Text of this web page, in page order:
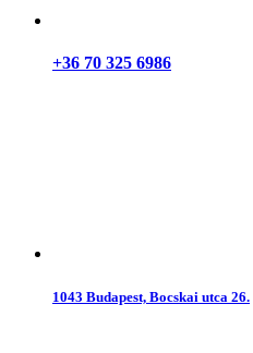
+36 70 325 6986
1043 Budapest, Bocskai utca 26.